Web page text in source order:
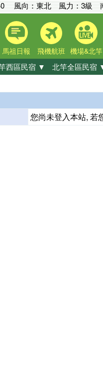
風向：東北 風力：3級
馬祖日報 飛機航班 機場&北竿
西區民宿 ▼ 北竿全區民宿
您尚未登入本站, 若